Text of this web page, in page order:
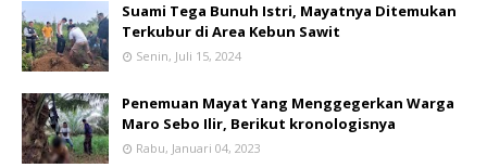
Suami Tega Bunuh Istri, Mayatnya Ditemukan
Terkubur di Area Kebun Sawit
Senin, Juli 15, 2024
Penemuan Mayat Yang Menggegerkan Warga
Maro Sebo Ilir, Berikut kronologisnya
Rabu, Januari 04, 2023